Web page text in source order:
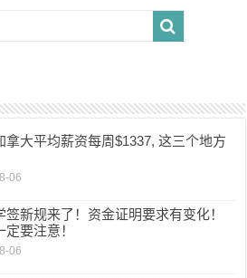
拿大平均薪资每周$1337, 这三个地方
06
签新规来了！资金证明要求有变化！
要注意！
06